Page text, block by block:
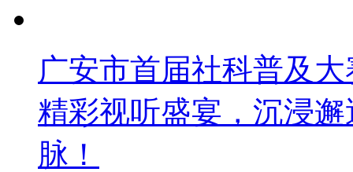
广安市首届社科普及
精彩视听盛宴，沉浸
脉！